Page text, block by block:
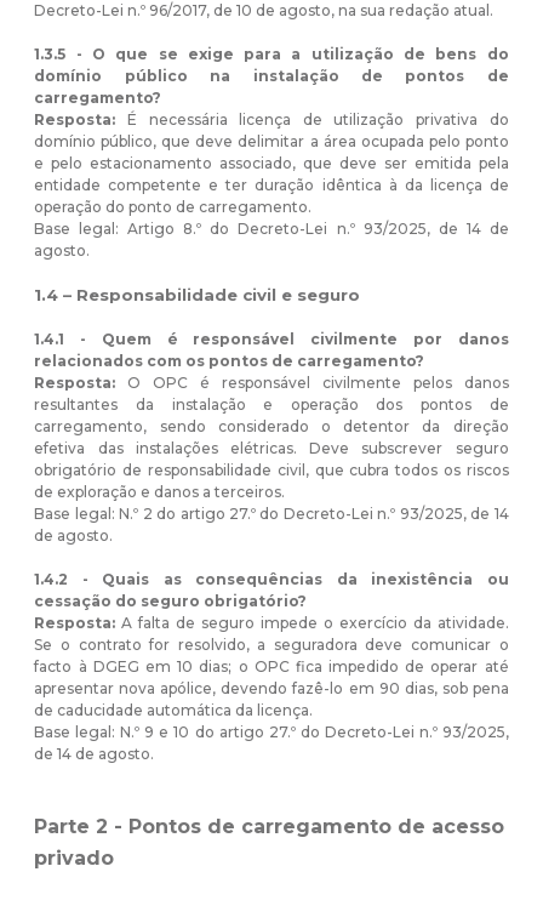
Decreto-Lei n.º 96/2017, de 10 de agosto, na sua redação atual.
1.3.5 - O que se exige para a utilização de bens do
domínio público na instalação de pontos de
carregamento?
Resposta: É necessária licença de utilização privativa do
domínio público, que deve delimitar a área ocupada pelo ponto
e pelo estacionamento associado, que deve ser emitida pela
entidade competente e ter duração idêntica à da licença de
operação do ponto de carregamento.
Base legal: Artigo 8.º do Decreto-Lei n.º 93/2025, de 14 de
agosto.
1.4 – Responsabilidade civil e seguro
1.4.1 - Quem é responsável civilmente por danos
relacionados com os pontos de carregamento?
Resposta: O OPC é responsável civilmente pelos danos
resultantes da instalação e operação dos pontos de
carregamento, sendo considerado o detentor da direção
efetiva das instalações elétricas. Deve subscrever seguro
obrigatório de responsabilidade civil, que cubra todos os riscos
de exploração e danos a terceiros.
Base legal: N.º 2 do artigo 27.º do Decreto-Lei n.º 93/2025, de 14
de agosto.
1.4.2 - Quais as consequências da inexistência ou
cessação do seguro obrigatório?
Resposta: A falta de seguro impede o exercício da atividade.
Se o contrato for resolvido, a seguradora deve comunicar o
facto à DGEG em 10 dias; o OPC fica impedido de operar até
apresentar nova apólice, devendo fazê-lo em 90 dias, sob pena
de caducidade automática da licença.
Base legal: N.º 9 e 10 do artigo 27.º do Decreto-Lei n.º 93/2025,
de 14 de agosto.
Parte 2 - Pontos de carregamento de acesso
privado